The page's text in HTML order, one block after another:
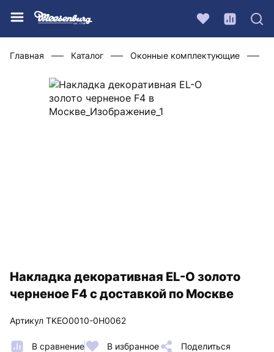
Главная Каталог Оконные комплектующие
Накладка декоративная EL-O золото
черненое F4 с доставкой по Москве
Артикул TKEO0010-0H0062
В сравнение В избранное Поделиться